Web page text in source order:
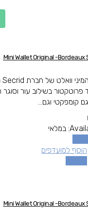
Mini Wallet Original -Bordeaux
בשילוב עור וסוגר
קומפקטי וגם...
במלאי
הוסף למועדפים
Mini Wallet Original -Bordeaux